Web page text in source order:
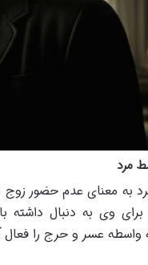
مرد
به معنای عدم حضور
وی به دنبال داشته
عسر و حرج را